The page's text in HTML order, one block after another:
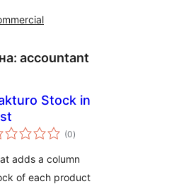
accountant
Stock in
(0общий
рейтинг
)
adds a column
of each product